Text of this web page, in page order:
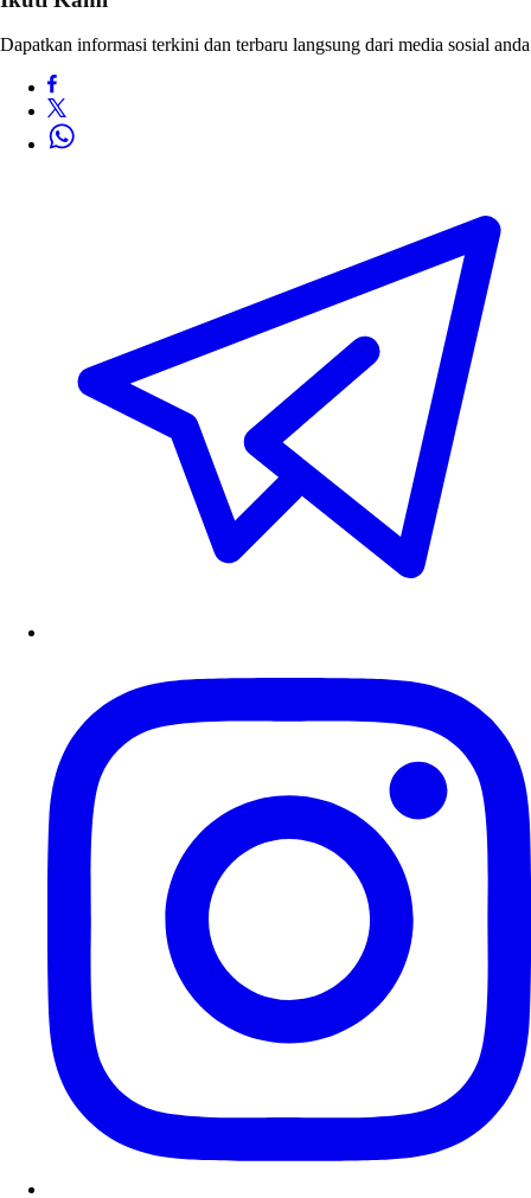
Dapatkan informasi terkini dan terbaru langsung dari media sosial anda